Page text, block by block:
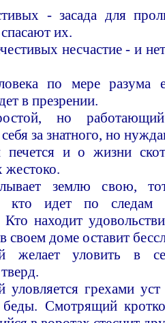
- засада для
их.
несчастие - и
по мере разума
в презрении.
но
за знатного, но
печется и о жизни
жестоко.
землю свою,
кто идет по следам
Кто находит
своем доме оставит
желает уловить в
уловляется грехами
Смотрящий